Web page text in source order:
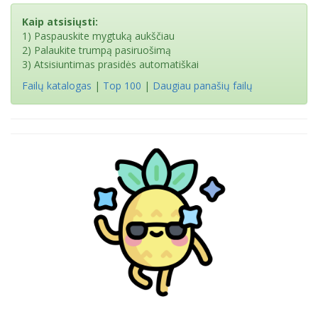
Kaip atsisiųsti:
1) Paspauskite mygtuką aukščiau
2) Palaukite trumpą pasiruošimą
3) Atsisiuntimas prasidės automatiškai
Failų katalogas | Top 100 | Daugiau panašių failų